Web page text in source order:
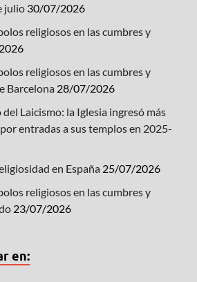
julio 30/07/2026
religiosos en las cumbres y
religiosos en las cumbres y
Barcelona 28/07/2026
Laicismo: la Iglesia ingresó más
entradas a sus templos en 2025-
en España 25/07/2026
religiosos en las cumbres y
23/07/2026
en: